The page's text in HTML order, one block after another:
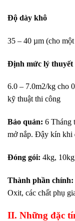
Độ dày khô
35 – 40 µm (cho
Định mức lý thuyết
6.0 – 7.0m2/kg cho
kỹ thuật thi công
Bảo quản: 6 Tháng
mở nắp. Đậy kín khi
Đóng gói: 4kg,
Thành phần chính:
Oxit, các chất phụ
II. Những đặc